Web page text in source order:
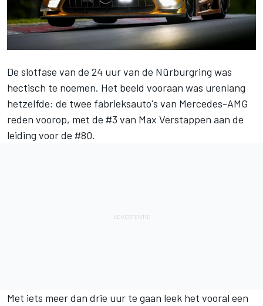
De slotfase van de 24 uur van de Nürburgring was
hectisch te noemen. Het beeld vooraan was urenlang
hetzelfde: de twee fabrieksauto's van Mercedes-AMG
reden voorop, met de #3 van Max Verstappen aan de
leiding voor de #80.
Met iets meer dan drie uur te gaan leek het vooral een